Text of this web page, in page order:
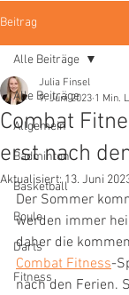
Beitrag
Alle Beiträge
Allgemein
Badminton
Basketball
Boule
Darts
Fitness
Alle Beiträge
Combat
erst nach
Julia Finsel
9. Juni 2023 1 Min.
Aktualisiert:13. Juni
Der Sommer
werden immer
daher die
Combat Fitness-
nach den Ferien.